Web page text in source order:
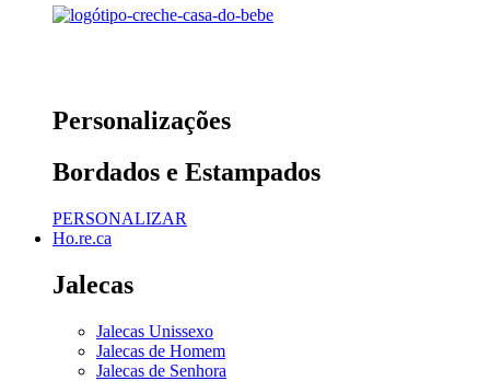
Personalizações
Bordados e Estampados
PERSONALIZAR
Ho.re.ca
Jalecas
Jalecas Unissexo
Jalecas de Homem
Jalecas de Senhora